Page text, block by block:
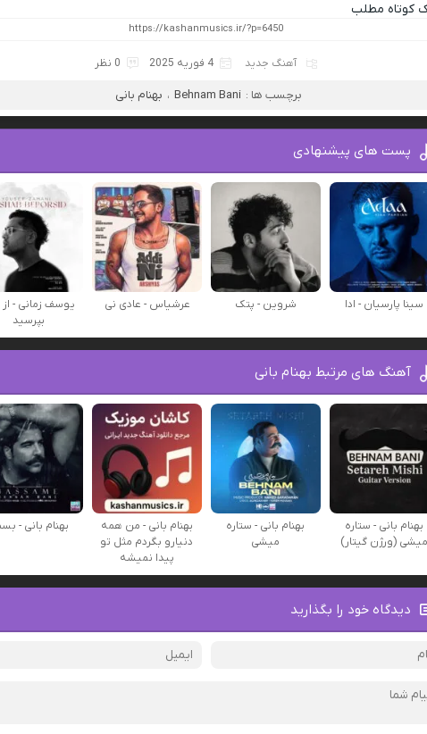
کوتاه مطلب
آهنگ جدید 4 فوریه 2025 0 نظر
برچسب ها : Behnam Bani ، بهنام بانی
پست های پیشنهادی
سینا پارسیان - ادا شروین - پتک عرشیاس - عادی نی
یوسف زمانی -
بپرسید
آهنگ های مرتبط بهنام بانی
بهنام بانی - ستاره
میشی (ورژن گیتار)
بهنام بانی - ستاره
میشی
بهنام بانی - من همه
دنیارو بگردم مثل تو
پیدا نمیشه
بهنام بانی -
دیدگاه خود را بگذارید